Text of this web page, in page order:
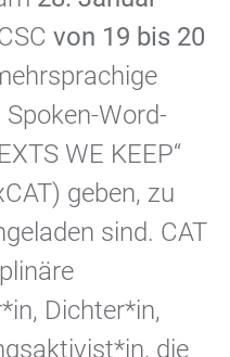
von 19 bis 20
Word-
WE KEEP“
geben, zu
sind. CAT
Dichter*in,
die